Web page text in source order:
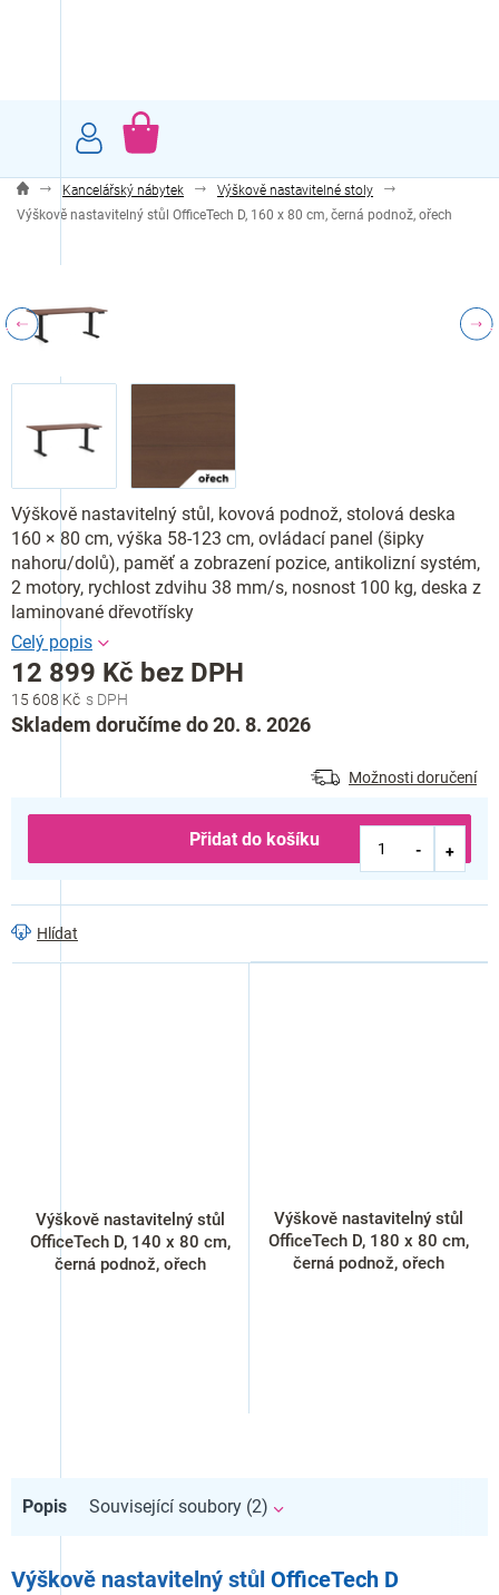
NÁKUPNÍ
Kancelářský nábytek
Výškově nastavitelné stoly
Výškově nastavitelný stůl OfficeTech D, 160 x 80 cm, černá podnož, ořech
15 608 Kč
12 899 Kč bez DPH
Měrná
cena:
Skladem doručíme do 20. 8. 2026
Možnosti doručení
Přidat do košíku
Výškově nastavitelný stůl, kovová podnož, stolová deska
160 × 80 cm, výška 58-123 cm, ovládací panel (šipky
nahoru/dolů), paměť a zobrazení pozice, antikolizní systém,
2 motory, rychlost zdvihu 38 mm/s, nosnost 100 kg, deska z
laminované dřevotřísky
Hlídat
Výškově nastavitelný stůl
OfficeTech D, 140 x 80 cm,
černá podnož, ořech
Výškově nastavitelný stůl
OfficeTech D, 180 x 80 cm,
černá podnož, ořech
Popis Související soubory (2)
Výškově nastavitelný stůl OfficeTech D